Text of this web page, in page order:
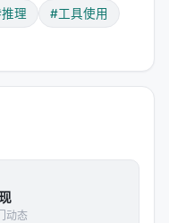
模型（如GPT-
：
理
#工具使用
动态